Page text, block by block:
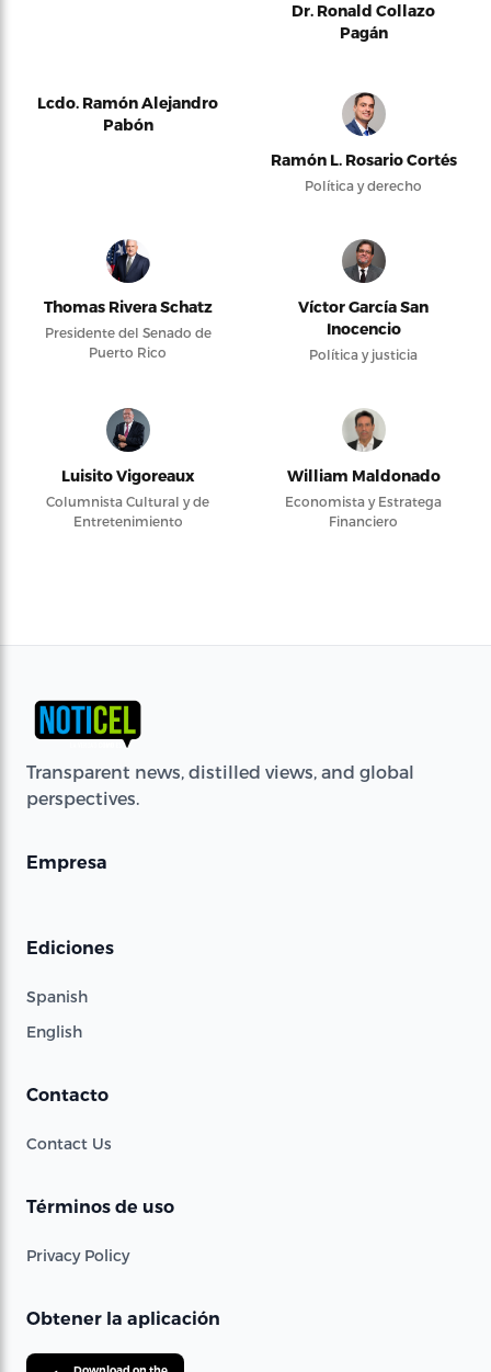
Dr. Ronald Collazo
Pagán
Lcdo. Ramón Alejandro
Pabón
Ramón L. Rosario Cortés
Política y derecho
Thomas Rivera Schatz
Presidente del Senado de
Puerto Rico
Víctor García San
Inocencio
Política y justicia
Luisito Vigoreaux
Columnista Cultural y de
Entretenimiento
William Maldonado
Economista y Estratega
Financiero
Transparent news, distilled views, and global
perspectives.
Empresa
Ediciones
Spanish
English
Contacto
Contact Us
Términos de uso
Privacy Policy
Obtener la aplicación